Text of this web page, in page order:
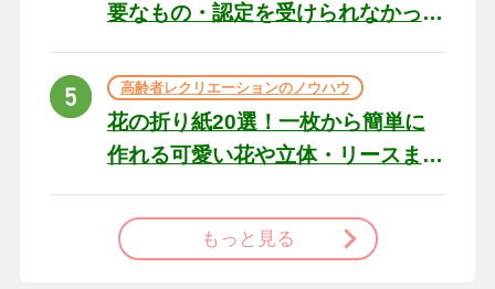
要なもの・認定を受けられなかっ
高齢者レクリエーションのノウハウ
花の折り紙20選！一枚から簡単に
作れる可愛い花や立体・リースま
もっと見る